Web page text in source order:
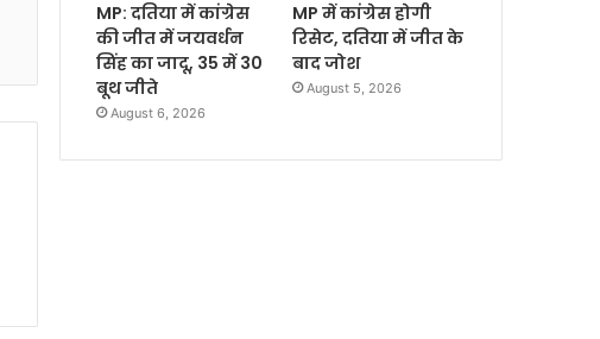
MP: दतिया में कांग्रेस
की जीत में जयवर्धन
सिंह का जादू, 35 में 30
बूथ जीते
August 6, 2026
MP में कांग्रेस होगी
रिसेट, दतिया में जीत के
बाद जोश
August 5, 2026